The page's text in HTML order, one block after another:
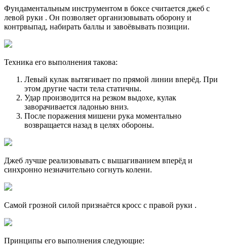
Фундаментальным инструментом в боксе считается джеб с
левой руки . Он позволяет организовывать оборону и
контрвыпад, набирать баллы и завоёвывать позиции.
Техника его выполнения такова:
Левый кулак вытягивает по прямой линии вперёд. При
этом другие части тела статичны.
Удар производится на резком выдохе, кулак
заворачивается ладонью вниз.
После поражения мишени рука моментально
возвращается назад в целях обороны.
Джеб лучше реализовывать с вышагиванием вперёд и
синхронно незначительно согнуть колени.
Самой грозной силой признаётся кросс с правой руки .
Принципы его выполнения следующие: